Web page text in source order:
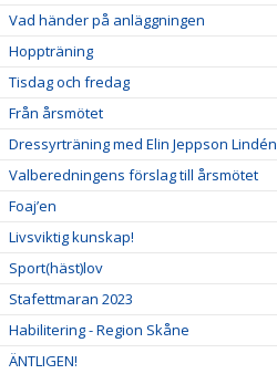
Vad händer på anläggningen
Hoppträning
Tisdag och fredag
Från årsmötet
Dressyrträning med Elin Jeppson Lindén
Valberedningens förslag till årsmötet
Foaj’en
Livsviktig kunskap!
Sport(häst)lov
Stafettmaran 2023
Habilitering - Region Skåne
ÄNTLIGEN!